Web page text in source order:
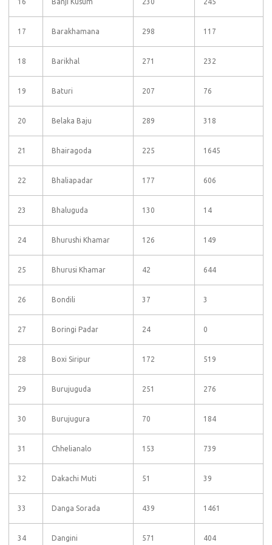
17 Barakhamana 298 117
18 Barikhal 271 232
19 Baturi 207 76
20 Belaka Baju 289 318
21 Bhairagoda 225 1645
22 Bhaliapadar 177 606
23 Bhaluguda 130 14
24 Bhurushi Khamar 126 149
25 Bhurusi Khamar 42 644
26 Bondili 37 3
27 Boringi Padar 24 0
28 Boxi Siripur 172 519
29 Burujuguda 251 276
30 Burujugura 70 184
31 Chhelianalo 153 739
32 Dakachi Muti 51 39
33 Danga Sorada 439 1461
34 Dangini 571 404